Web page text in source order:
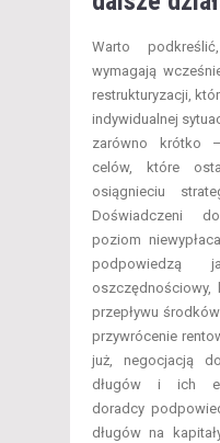
Warto
wymagają
restrukturyzacji,
indywidualnej
zarówno krótko
celów, które
osiągnieciu
Doświadczeni
poziom
podpowiedzą
przepływu
przywrócenie
już, negocjacją
długów i ich
doradcy
długów na